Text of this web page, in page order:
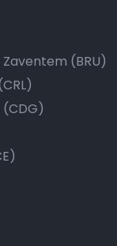
(BRU)